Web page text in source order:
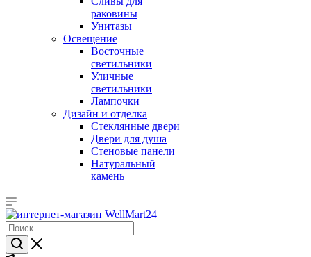
раковины
Унитазы
Освещение
Восточные
светильники
Уличные
светильники
Лампочки
Дизайн и отделка
Стеклянные двери
Двери для душа
Стеновые панели
Натуральный
камень